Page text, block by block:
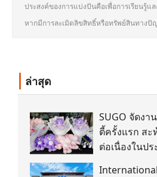
ประสงค์ของการแบ่งปันคือเพื่อการเรียนรู้แ
หากมีการละเมิดลิขสิทธิ์หรือทรัพย์สินทางปั
ล่าสุด
SUGO จัดง
ตี้ครั้งแรก สะ
ต่อเนื่องในปร